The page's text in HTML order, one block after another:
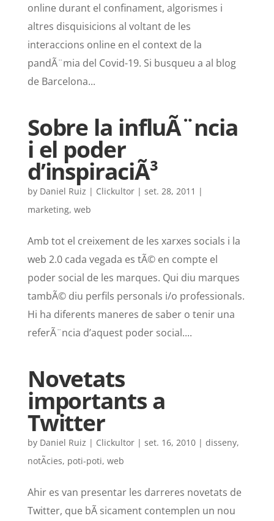
online durant el confinament, algorismes i
altres disquisicions al voltant de les
interaccions online en el context de la
pandÃ¨mia del Covid-19. Si busqueu a al blog
de Barcelona...
Sobre la influÃ¨ncia
i el poder
d’inspiraciÃ³
by Daniel Ruiz | Clickultor| set. 28, 2011 |
marketing, web
Amb tot el creixement de les xarxes socials i la
web 2.0 cada vegada es tÃ© en compte el
poder social de les marques. Qui diu marques
tambÃ© diu perfils personals i/o professionals.
Hi ha diferents maneres de saber o tenir una
referÃ¨ncia d’aquest poder social....
Novetats
importants a
Twitter
by Daniel Ruiz | Clickultor| set. 16, 2010| disseny,
notÃ­cies, poti-poti, web
Ahir es van presentar les darreres novetats de
Twitter, que bÃ sicament contemplen un nou